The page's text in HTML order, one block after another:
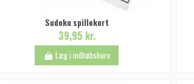
Sudoku spillekort
39,95 kr.
Læg i indkøbskurv